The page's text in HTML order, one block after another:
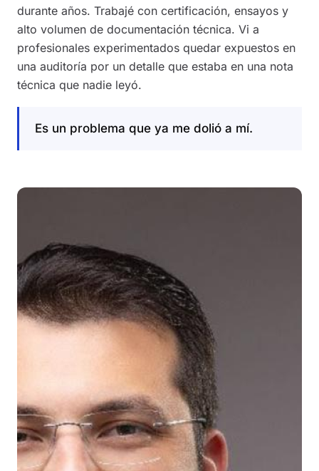
durante años. Trabajé con certificación, ensayos y
alto volumen de documentación técnica. Vi a
profesionales experimentados quedar expuestos en
una auditoría por un detalle que estaba en una nota
técnica que nadie leyó.
Es un problema que ya me dolió a mí.